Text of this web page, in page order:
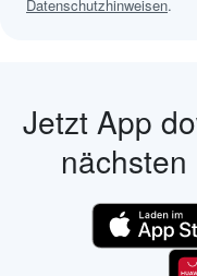
Datenschutzhinweisen.
Jetzt App
nächsten